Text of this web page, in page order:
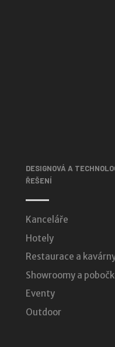
DESIGNOVÁ A
ŘEŠENÍ
Kanceláře
Hotely
Restaurace a
Showroomy a
Eventy
Outdoor